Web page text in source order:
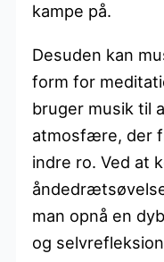
kampe på.
Desuden kan
form for
bruger musik til
atmosfære, der
indre ro. Ved at
man opnå en
og